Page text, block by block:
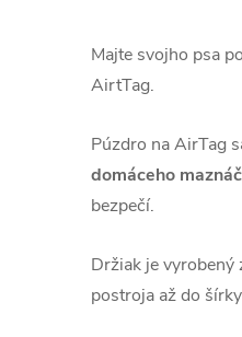
Majte svojho psa
AirtTag.
Púzdro na AirTag
domáceho
bezpečí.
Držiak je vyrobený
postroja až do